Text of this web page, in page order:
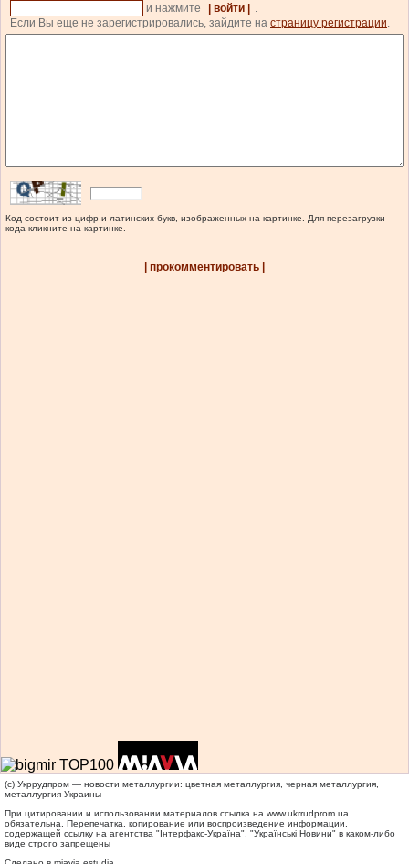
и нажмите
| войти |
.
Если Вы еще не зарегистрировались, зайдите на страницу регистрации.
Код состоит из цифр и латинских букв, изображенных на картинке. Для перезагрузки
кода кликните на картинке.
| прокомментировать |
(c) Укррудпром — новости металлургии: цветная металлургия, черная металлургия,
металлургия Украины
При цитировании и использовании материалов ссылка на www.ukrrudprom.ua
обязательна. Перепечатка, копирование или воспроизведение информации,
содержащей ссылку на агентства "Iнтерфакс-Україна", "Українськi Новини" в каком-либо
виде строго запрещены